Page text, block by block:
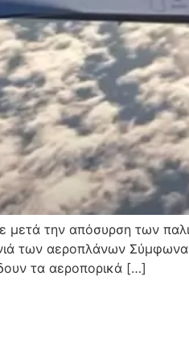
την απόσυρση των
των αεροπλάνων
τα αεροπορικά […]